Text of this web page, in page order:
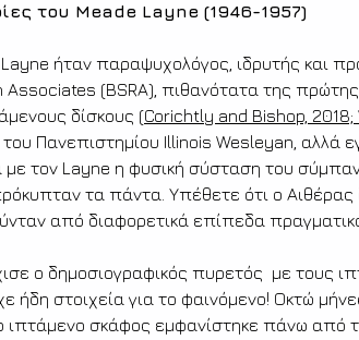
του Meade Layne (1946-1957)
ήταν παραψυχολόγος, ιδρυτής και
Associates (BSRA), πιθανότατα της
δίσκους (Corichtly and Bishop,
του Πανεπιστημίου Illinois Wesleyan, αλλά
τον Layne η φυσική σύσταση του
τα πάντα. Υπέθετε ότι ο Αιθέρας
από διαφορετικά επίπεδα
ο δημοσιογραφικός πυρετός  με τους
ήδη στοιχεία για το φαινόμενο! Οκτώ
ιπτάμενο σκάφος εμφανίστηκε πάνω από